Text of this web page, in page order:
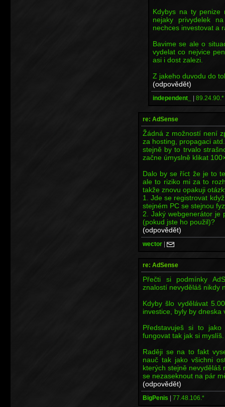
Kdybys na ty penize
nejaky privydelek
nechces investovat a
Bavime se ale o
vydelat co nejvice
asi i dost zalezi.
Z jakeho duvodu do
(odpovědět)
independent_ | 89.24.90.*
re: AdSense
Žádná z možností není
za hosting, propagaci
stejně by to trvalo
začne úmyslně klikat
Dalo by se říct že je to
ale to riziko mi za to
takže znovu opakuji
1. Jde se registrovat
stejném PC se stejnou
2. Jaký webgenerátor je
(pokud jste ho použil)?
(odpovědět)
wector |
re: AdSense
Přečti si podmínky
znalostí nevyděláš nikdy
Kdyby šlo vydělávat
investice, byly by dneska
Představuješ si to
fungovat tak jak si
Raději se na to fakt
nauč tak jako všichni
kterých stejně nevyděláš
se nezaseknout na pár
(odpovědět)
BigPenis | 77.48.106.*